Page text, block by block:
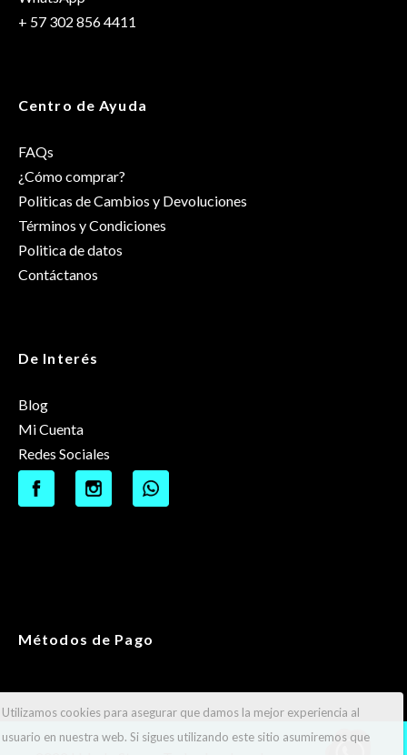
+ 57 302 856 4411
Centro de Ayuda
FAQs
¿Cómo comprar?
Politicas de Cambios y Devoluciones
Términos y Condiciones
Politica de datos
Contáctanos
De Interés
Blog
Mi Cuenta
Redes Sociales
Métodos de Pago
Utilizamos cookies para asegurar que damos la mejor experiencia al
usuario en nuestra web. Si sigues utilizando este sitio asumiremos que